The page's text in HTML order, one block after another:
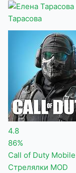
Тарасова
4.8
86%
Call of Duty Mobile
Стрелялки MOD